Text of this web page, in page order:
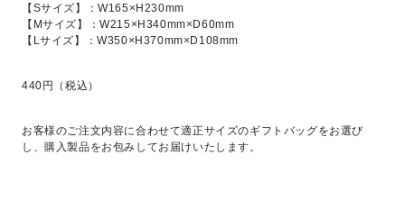
【Sサイズ】：W165×H230mm
【Mサイズ】：W215×H340mm×D60mm
【Lサイズ】：W350×H370mm×D108mm
440円（税込）
お客様のご注文内容に合わせて適正サイズのギフトバッグをお選び
し、購入製品をお包みしてお届けいたします。